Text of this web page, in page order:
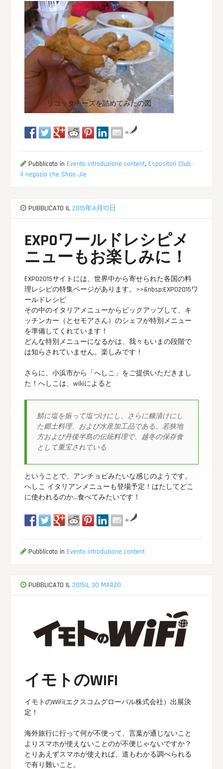
リコッタチーズを詰めてみたの図
da
Pubblicato in Evento introduzione content, Espositori Club ·
il negozio che Shao Jie
PUBBLICATO IL 2015年4月10日
EXPOワールドレシピメ
ニューもお楽しみに！
EXPO2015サイトには、世界中から寄せられた各国の料
理レシピの特集ページがあります。 >>&nbsp;EXPO2015ワ
ールドレシピ
その中のイタリアメニューからピックアップして、キ
ッチンカー（とセモアさん）のシェフが特別メニュー
を準備してくれています！
どんな特別メニューになるかは、我々もいまの段階で
は知らされていません。楽しみです！
さらに、小浜市から「へしこ」をご提供いただきまし
た！へしこは、wikiによると
鯖に塩を振って塩づけにし、さらに糠漬けにし
た郷土料理、および水産加工品である。若狭地
方および丹後半島の伝統料理で、越冬の保存食
として重宝されている
ということで、アンチョビみたいな感じのようです。
へしこ イタリアンメニューも登場予定！はたしてどこ
に使われるのか…食べてみたいです！
da
Pubblicato in Evento introduzione content
PUBBLICATO IL 2015IL 30 MARZO
イモトのWIFI
イモトのWiFi(エクスコムグローバル株式会社）出展決
定！
海外旅行に行って何が不便って、言葉が通じないこと
よりスマホが使えないことのが不便じゃないですか？
とりあえずスマホが使えれば、道もわかる調べられる
で有り難いこと。